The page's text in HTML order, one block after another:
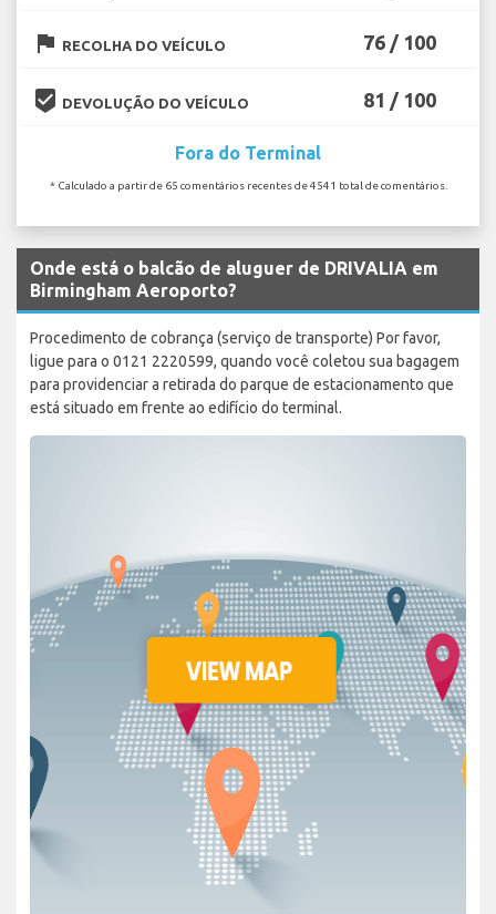
flag RECOLHA DO VEÍCULO 76 / 100
beenhere DEVOLUÇÃO DO VEÍCULO 81 / 100
Fora do Terminal
* Calculado a partir de 65 comentários recentes de 4541 total de comentários.
Onde está o balcão de aluguer de DRIVALIA em
Birmingham Aeroporto?
Procedimento de cobrança (serviço de transporte) Por favor,
ligue para o 0121 2220599, quando você coletou sua bagagem
para providenciar a retirada do parque de estacionamento que
está situado em frente ao edifício do terminal.